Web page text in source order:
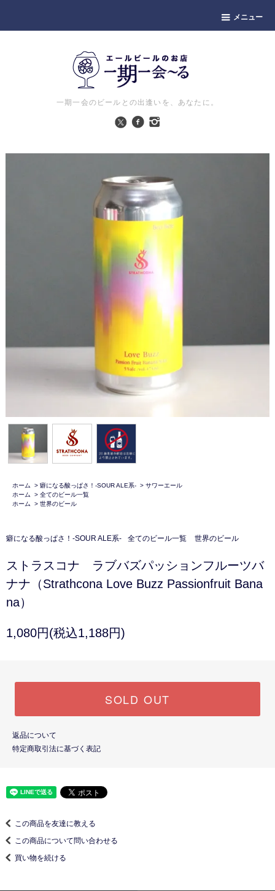
メニュー
一期一会のビールとの出逢いを、あなたに。
ホーム > 癖になる酸っぱさ！-SOUR ALE系- > サワーエール
ホーム
> 全てのビール一覧
ホーム
> 世界のビール
癖になる酸っぱさ！-SOUR ALE系- 全てのビール一覧 世界のビール
ストラスコナ ラブバズパッションフルーツバ
ナナ（Strathcona Love Buzz Passionfruit Bana
na）
1,080円(税込1,188円)
SOLD OUT
返品について
特定商取引法に基づく表記
この商品を友達に教える
この商品について問い合わせる
買い物を続ける